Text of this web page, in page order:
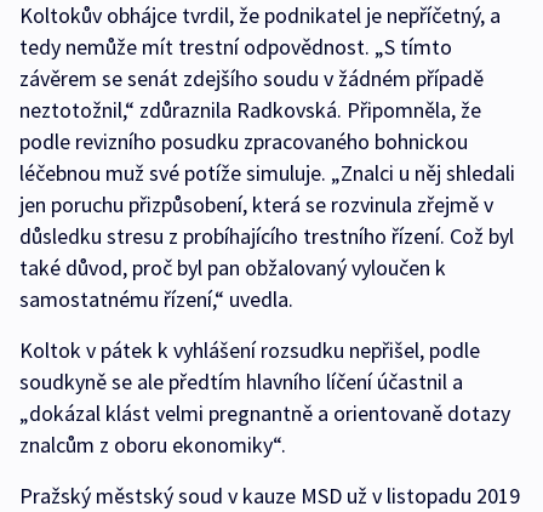
Koltokův obhájce tvrdil, že podnikatel je nepříčetný, a
tedy nemůže mít trestní odpovědnost. „S tímto
závěrem se senát zdejšího soudu v žádném případě
neztotožnil,“ zdůraznila Radkovská. Připomněla, že
podle revizního posudku zpracovaného bohnickou
léčebnou muž své potíže simuluje. „Znalci u něj shledali
jen poruchu přizpůsobení, která se rozvinula zřejmě v
důsledku stresu z probíhajícího trestního řízení. Což byl
také důvod, proč byl pan obžalovaný vyloučen k
samostatnému řízení,“ uvedla.
Koltok v pátek k vyhlášení rozsudku nepřišel, podle
soudkyně se ale předtím hlavního líčení účastnil a
„dokázal klást velmi pregnantně a orientovaně dotazy
znalcům z oboru ekonomiky“.
Pražský městský soud v kauze MSD už v listopadu 2019